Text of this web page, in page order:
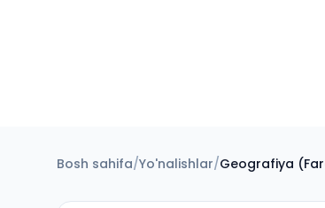
Bosh sahifa/Yo'nalishlar/Geografiya